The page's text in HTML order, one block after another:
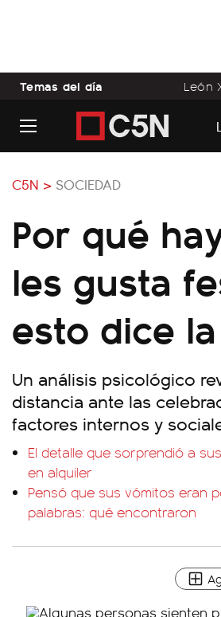
Temas del día León
C5N > SOCIEDAD
Por qué
les gusta
esto dice
Un análisis psicológico
distancia ante las
factores internos y
El detalle que sorprendió a
en alquiler
Pensó que sus vómitos eran
palabras: qué encontraron